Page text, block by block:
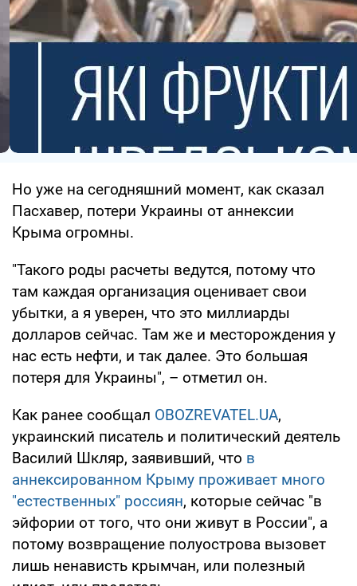
Но уже на сегодняшний момент, как сказал
Пасхавер, потери Украины от аннексии
Крыма огромны.
"Такого роды расчеты ведутся, потому что
там каждая организация оценивает свои
убытки, а я уверен, что это миллиарды
долларов сейчас. Там же и месторождения у
нас есть нефти, и так далее. Это большая
потеря для Украины", – отметил он.
Как ранее сообщал OBOZREVATEL.UA,
украинский писатель и политический деятель
Василий Шкляр, заявивший, что в
аннексированном Крыму проживает много
"естественных" россиян, которые сейчас "в
эйфории от того, что они живут в России", а
потому возвращение полуострова вызовет
лишь ненависть крымчан, или полезный